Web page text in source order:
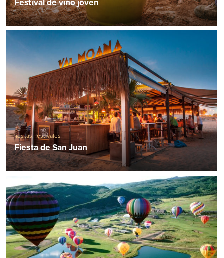
Festival de vino joven
fiestas, festivales
Fiesta de San Juan